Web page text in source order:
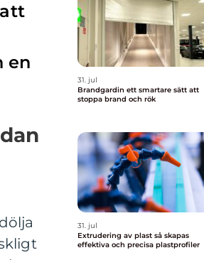
en
31. jul
Brandgardin ett smartare sätt att
stoppa brand och rök
31. jul
Extrudering av plast så skapas
effektiva och precisa plastprofiler